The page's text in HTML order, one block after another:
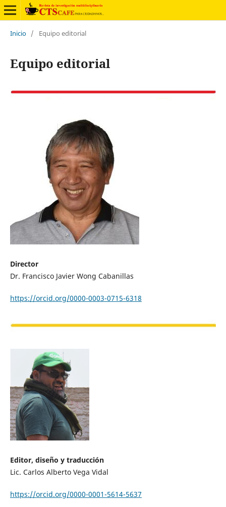
Inicio / Equipo editorial
Equipo editorial
Director
Dr. Francisco Javier Wong Cabanillas
https://orcid.org/0000-0003-0715-6318
Editor, diseño y traducción
Lic. Carlos Alberto Vega Vidal
https://orcid.org/0000-0001-5614-5637